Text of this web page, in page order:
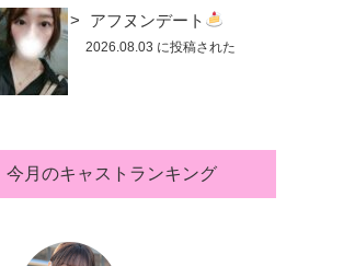
アフヌンデート
2026.08.03 に投稿された
今月のキャストランキング